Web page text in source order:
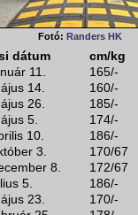
Fotó: Randers HK
dátum cm/kg
11. 165/-
14. 160/-
26. 185/-
5. 174/-
10. 186/-
3. 170/67
8. 172/67
5. 186/-
23. 170/-